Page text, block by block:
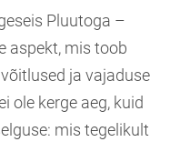
Pluutoga –
aspekt, mis toob
ja vajaduse
ole kerge aeg, kuid
mis tegelikult